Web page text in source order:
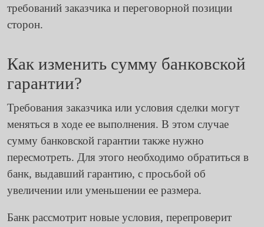
требований заказчика и переговорной позиции
сторон.
Как изменить сумму банковской
гарантии?
Требования заказчика или условия сделки могут
меняться в ходе ее выполнения. В этом случае
сумму банковской гарантии также нужно
пересмотреть. Для этого необходимо обратиться в
банк, выдавший гарантию, с просьбой об
увеличении или уменьшении ее размера.
Банк рассмотрит новые условия, перепроверит